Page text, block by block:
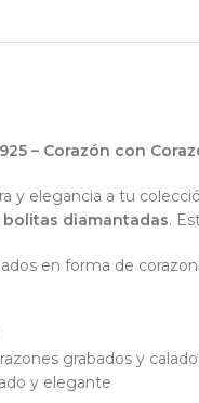
– Corazón con
y elegancia a tu
bolitas diamantadas.
en forma de
grabados y
y elegante